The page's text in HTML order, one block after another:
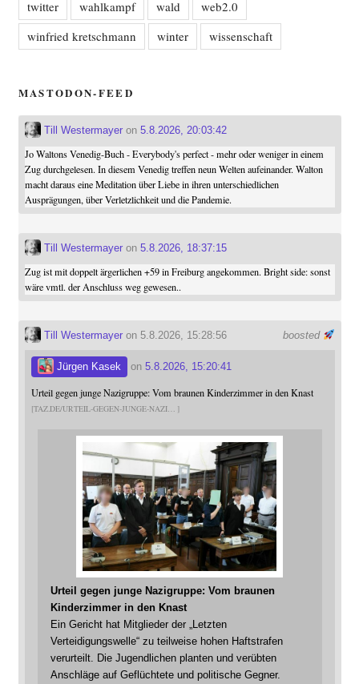
twitter wahlkampf wald
web2.0
winfried kretschmann
winter wissenschaft
MASTODON-FEED
Till Westermayeron 5.8.2026, 20:03:42
Jo Waltons Venedig-Buch - Everybody's perfect - mehr oder weniger in einem
Zug durchgelesen. In diesem Venedig treffen neun Welten aufeinander. Walton
macht daraus eine Meditation über Liebe in ihren unterschiedlichen
Ausprägungen, über Verletzlichkeit und die Pandemie.
Till Westermayeron 5.8.2026, 18:37:15
Zug ist mit doppelt ärgerlichen +59 in Freiburg angekommen. Bright side: sonst
wäre vmtl. der Anschluss weg gewesen..
boosted
Till Westermayeron 5.8.2026, 15:28:56
Jürgen Kasek on 5.8.2026, 15:20:41
Urteil gegen junge Nazigruppe: Vom braunen Kinderzimmer in den Knast
TAZ.DE/URTEIL-GEGEN-JUNGE-NAZI
Urteil gegen junge Nazigruppe: Vom braunen
Kinderzimmer in den Knast
Ein Gericht hat Mitglieder der „Letzten
Verteidigungswelle“ zu teilweise hohen Haftstrafen
verurteilt. Die Jugendlichen planten und verübten
Anschläge auf Geflüchtete und politische Gegner.